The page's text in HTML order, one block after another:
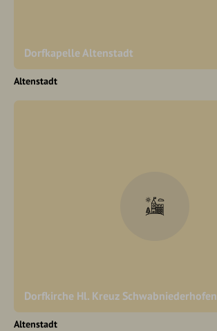
Dorfkapelle Altenstadt
Altenstadt
Dorfkirche Hl. Kreuz Schwabniederhofen
Altenstadt